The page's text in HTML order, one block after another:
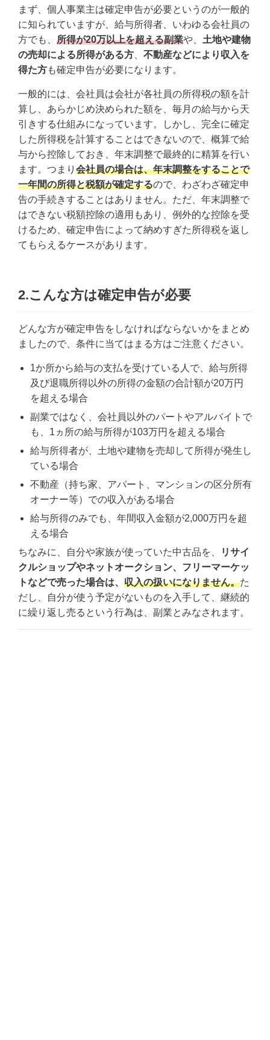
まず、個人事業主は確定申告が必要というのが一般的
に知られていますが、給与所得者、いわゆる会社員の
方でも、 所得が20万以上を超える副業や、 土地や建物
の売却による所得がある方
不動産などにより収入を
得た方も確定申告が必要になります。
一般的には、会社員は会社が各社員の所得税の額を計
算し、あらかじめ決められた額を、毎月の給与から天
引きする仕組みになっています。しかし、完全に確定
した所得税を計算することはできないので、概算で給
与から控除しておき、年末調整で最終的に精算を行い
ます。つまり 会社員の場合は、年末調整をすることで
一年間の所得と税額が確定するので、わざわざ確定申
告の手続きすることはありません。ただ、年末調整で
はできない税額控除の適用もあり、例外的な控除を受
けるため、確定申告によって納めすぎた所得税を返し
てもらえるケースがあります。
2.こんな方は確定申告が必要
どんな方が確定申告をしなければならないかをまとめ
ましたので、条件に当てはまる方はご注意ください。
1か所から給与の支払を受けている人で、給与所得
及び退職所得以外の所得の金額の合計額が20万円
を超える場合
副業ではなく、会社員以外のパートやアルバイトで
も、1ヵ所の給与所得が103万円を超える場合
給与所得者が、土地や建物を売却して所得が発生し
ている場合
不動産（持ち家、アパート、マンションの区分所有
オーナー等）での収入がある場合
給与所得のみでも、年間収入金額が2,000万円を超
える場合
ちなみに、自分や家族が使っていた中古品を、
リサイ
クルショップやネットオークション、フリーマーケッ
トなどで売った場合は、 収入の扱いになりません。た
だし、自分が使う予定がないものを入手して、継続的
に繰り返し売るという行為は、副業とみなされます。